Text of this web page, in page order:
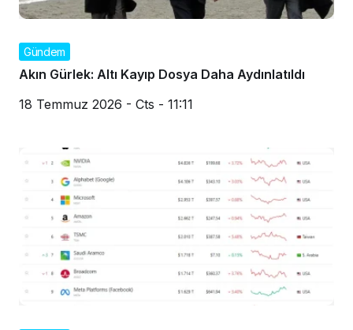
Gündem
Akın Gürlek: Altı Kayıp Dosya Daha Aydınlatıldı
18 Temmuz 2026 - Cts - 11:11